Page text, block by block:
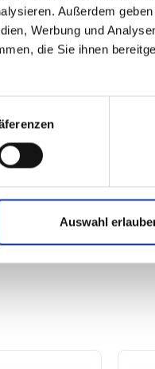
Außerdem
Werbung und
die Sie ihnen
Auswahl
mit
ANSEHEN Art.-